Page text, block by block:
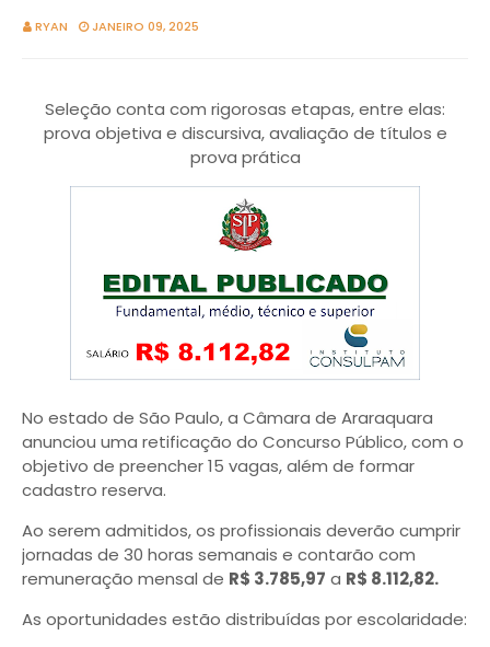
RYAN JANEIRO 09, 2025
Seleção conta com rigorosas etapas, entre elas:
prova objetiva e discursiva, avaliação de títulos e
prova prática
No estado de São Paulo, a Câmara de Araraquara
anunciou uma retificação do Concurso Público, com o
objetivo de preencher 15 vagas, além de formar
cadastro reserva.
Ao serem admitidos, os profissionais deverão cumprir
jornadas de 30 horas semanais e contarão com
remuneração mensal de R$ 3.785,97 a R$ 8.112,82.
As oportunidades estão distribuídas por escolaridade: